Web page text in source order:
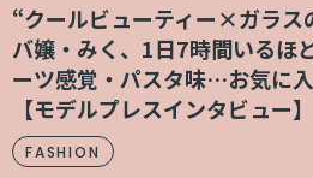
“クールビューティー×ガラス
バ嬢・みく、1日7時間いるほ
ーツ感覚・パスタ味…お気に
【モデルプレスインタビュー】
FASHION